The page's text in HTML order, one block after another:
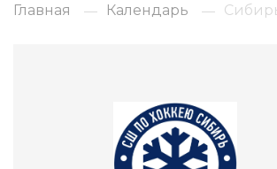
Главная Календарь